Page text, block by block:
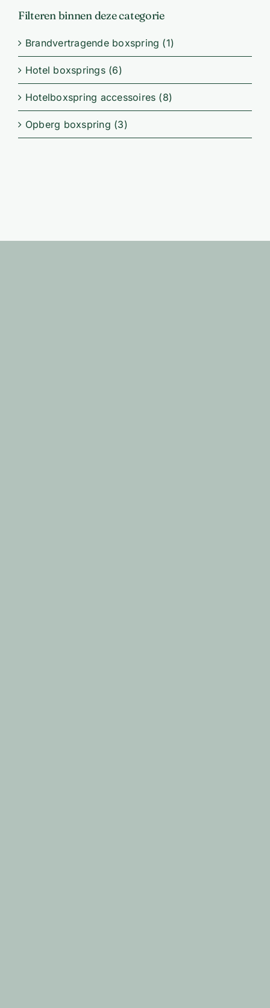
Filteren binnen deze categorie
Brandvertragende boxspring (1)
Hotel boxsprings (6)
Hotelboxspring accessoires (8)
Opberg boxspring (3)